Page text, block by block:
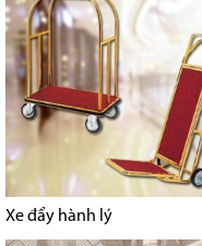
Xe đẩy hành lý